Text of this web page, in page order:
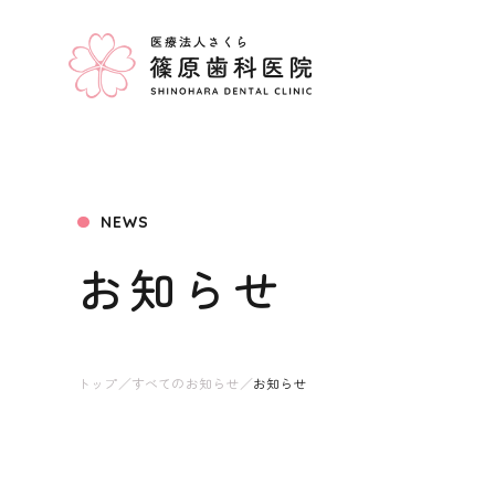
NEWS
お知らせ
トップ／すべてのお知らせ ／お知らせ